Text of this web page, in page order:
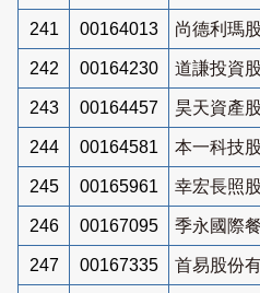
241 00164013 尚德利瑪
242 00164230 道謙投資
243 00164457 昊天資產
244 00164581 本一科技
245 00165961 幸宏長照
246 00167095 季永國際
247 00167335 首易股份